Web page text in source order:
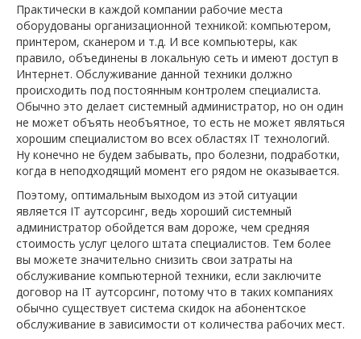
Практически в каждой компании рабочие места
оборудованы организационной техникой: компьютером,
принтером, сканером и т.д. И все компьютеры, как
правило, объединены в локальную сеть и имеют доступ в
Интернет. Обслуживание данной техники должно
происходить под постоянным контролем специалиста.
Обычно это делает системный администратор, но он один
не может объять необъятное, то есть не может являться
хорошим специалистом во всех областях IT технологий.
Ну конечно не будем забывать, про болезни, подработки,
когда в неподходящий момент его рядом не оказывается.
Поэтому, оптимальным выходом из этой ситуации
является IT аутсорсинг, ведь хороший системный
администратор обойдется вам дороже, чем средняя
стоимость услуг целого штата специалистов. Тем более
вы можете значительно снизить свои затраты на
обслуживание компьютерной техники, если заключите
договор на IT аутсорсинг, потому что в таких компаниях
обычно существует система скидок на абонентское
обслуживание в зависимости от количества рабочих мест.